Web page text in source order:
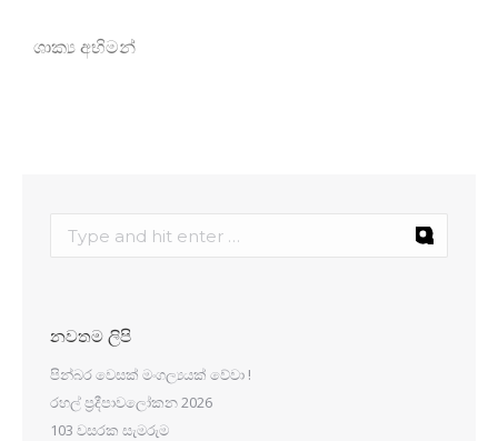
ශාක්‍ය අභිමන්
නවතම ලිපි
පින්බර වෙසක් මංගල්‍යයක් වේවා !
රහල් ප්‍රදීපාවලෝකන 2026
103 වසරක සැමරුම